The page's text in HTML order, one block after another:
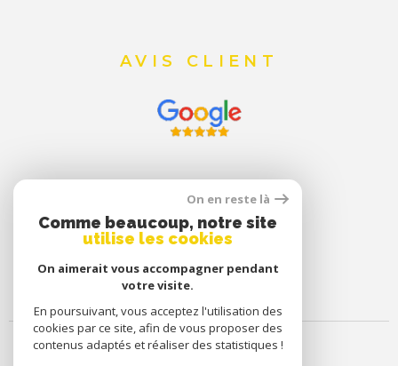
AVIS CLIENT
On en reste là
Comme beaucoup, notre site
utilise les cookies
On aimerait vous accompagner pendant
votre visite.
En poursuivant, vous acceptez l'utilisation des
cookies par ce site, afin de vous proposer des
contenus adaptés et réaliser des statistiques !